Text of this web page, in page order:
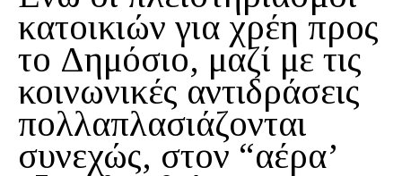
κατοικιών για χρέη προς
το Δημόσιο, μαζί με τις
κοινωνικές αντιδράσεις
πολλαπλασιάζονται
συνεχώς, στον “αέρα’